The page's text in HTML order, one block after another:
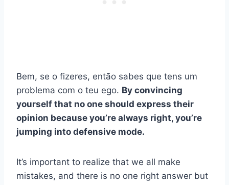
Bem, se o fizeres, então sabes que tens um
problema com o teu ego. By convincing
yourself that no one should express their
opinion because you’re always right, you’re
jumping into defensive mode.
It’s important to realize that we all make
mistakes, and there is no one right answer but